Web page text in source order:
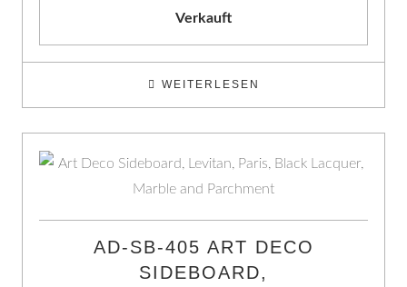
Verkauft
WEITERLESEN
AD-SB-405 ART DECO
SIDEBOARD,